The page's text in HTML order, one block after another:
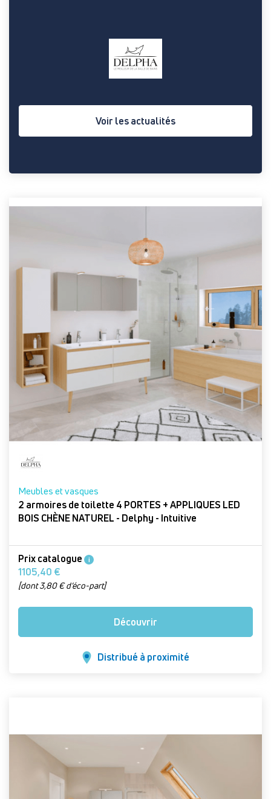
Voir les actualités
Meubles et vasques
2 armoires de toilette 4 PORTES + APPLIQUES LED
BOIS CHÈNE NATUREL - Delphy - Intuitive
Prix catalogue i
1105,40 €
[dont 3,80 € d’éco-part]
Découvrir
Distribué à proximité